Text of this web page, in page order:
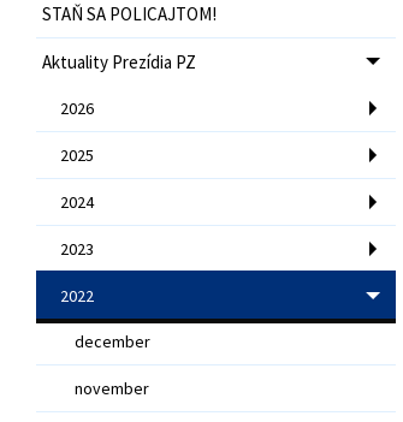
STAŇ SA POLICAJTOM!
Aktuality Prezídia PZ
2026
2025
2024
2023
2022
december
november